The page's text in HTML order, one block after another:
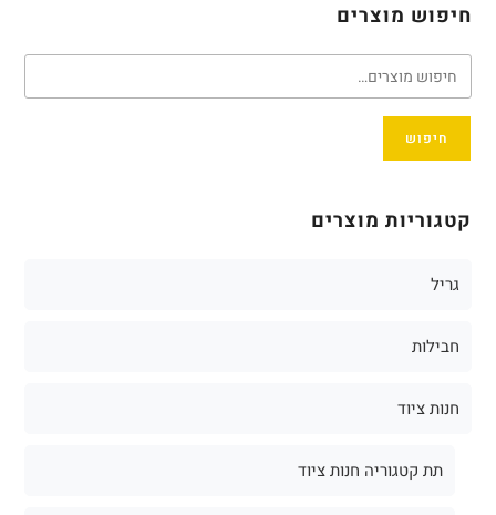
חיפוש מוצרים
חיפוש
קטגוריות מוצרים
גריל
חבילות
חנות ציוד
תת קטגוריה חנות ציוד